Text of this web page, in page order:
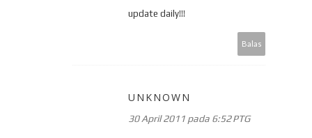
update daily!!!
Balas
UNKNOWN
30 April 2011 pada 6:52 PTG